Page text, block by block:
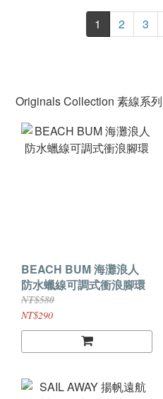
1 2 3
Originals Collection 素線系列
BEACH BUM 海灘浪人
防水蠟線可調式衝浪腳環
NT$580
NT$290